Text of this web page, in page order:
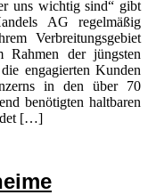
uns wichtig sind“ gibt
AG regelmäßig
Verbreitungsgebiet
Rahmen der jüngsten
engagierten Kunden
in den über 70
benötigten haltbaren
[…]